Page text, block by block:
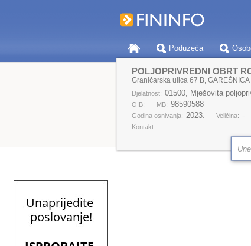
Poduzeća
POLJOPRIVREDNI OBRT
Graničarska ulica 67 B, GAREŠNICA
Djelatnost: 01500, Mješovita
OIB: MB: 98590588
Godina osnivanja: 2023. Veličina: -
Kontakt: